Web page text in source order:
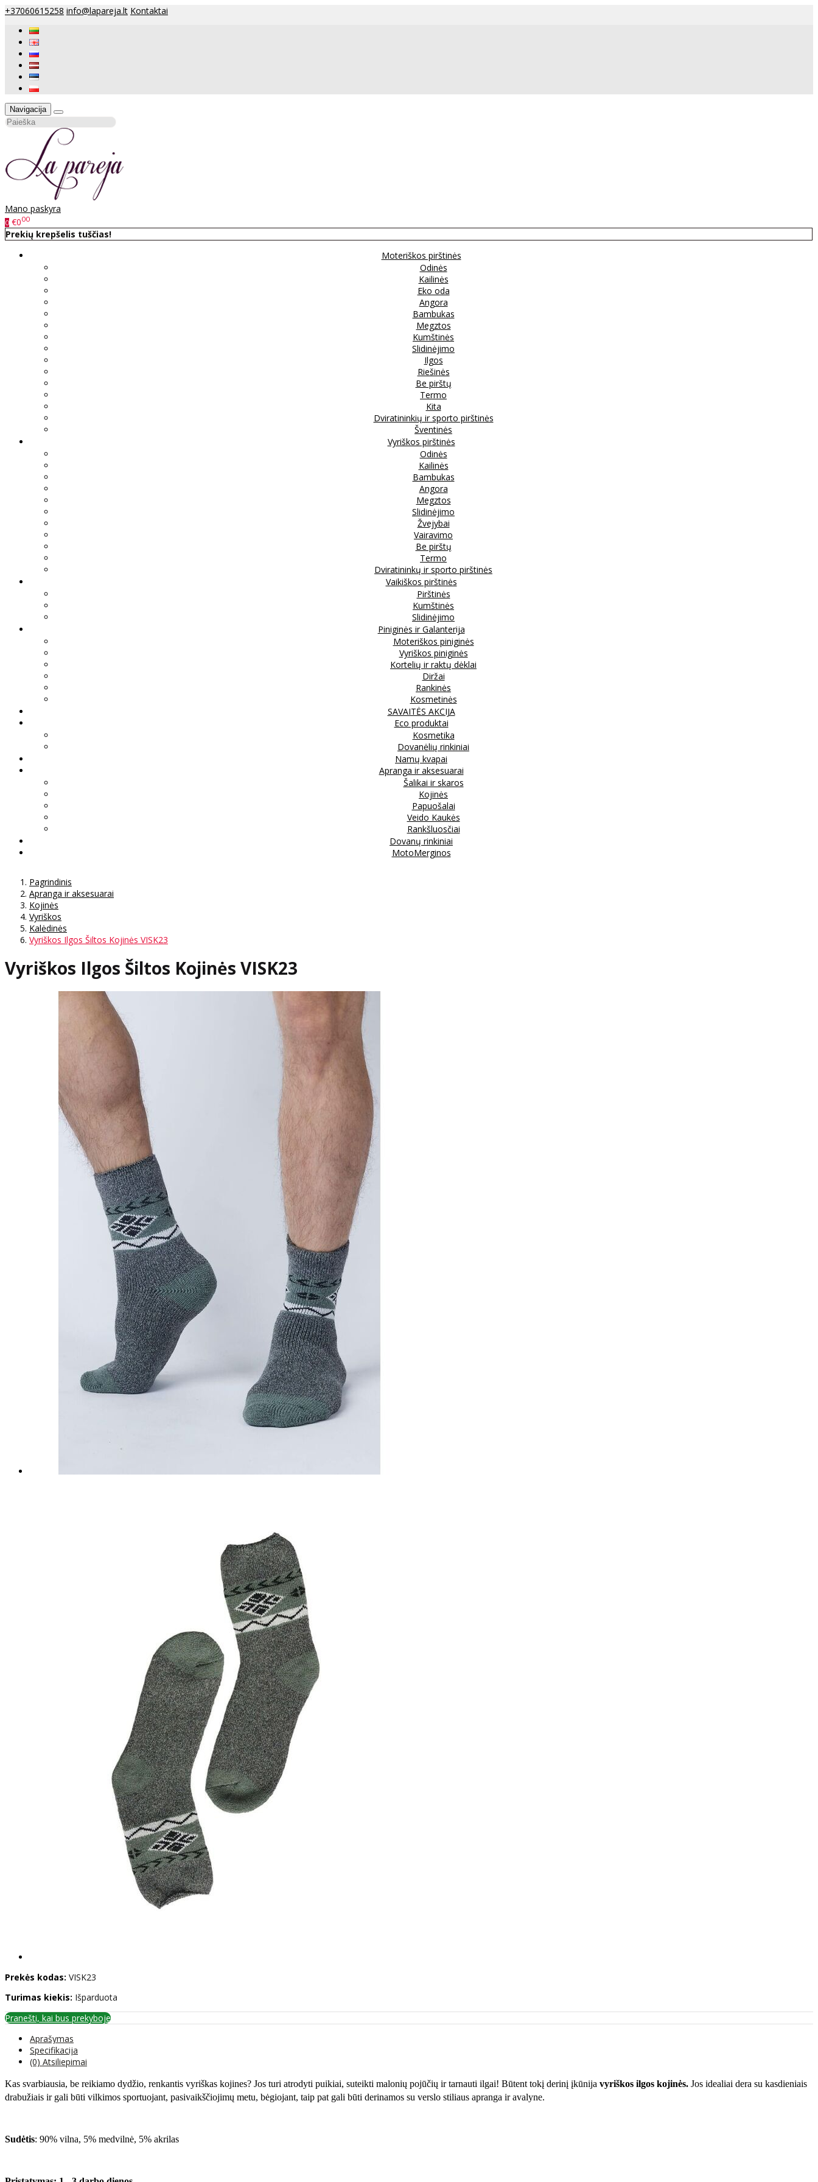
+37060615258 info@lapareja.lt Kontaktai
Navigacija
Mano paskyra
0 €000
Prekių krepšelis tuščias!
Moteriškos pirštinės
Odinės
Kailinės
Eko oda
Angora
Bambukas
Megztos
Kumštinės
Slidinėjimo
Ilgos
Riešinės
Be pirštų
Termo
Kita
Dviratininkių ir sporto pirštinės
Šventinės
Vyriškos pirštinės
Odinės
Kailinės
Bambukas
Angora
Megztos
Slidinėjimo
Žvejybai
Vairavimo
Be pirštų
Termo
Dviratininkų ir sporto pirštinės
Vaikiškos pirštinės
Pirštinės
Kumštinės
Slidinėjimo
Piniginės ir Galanterija
Moteriškos piniginės
Vyriškos piniginės
Kortelių ir raktų dėklai
Diržai
Rankinės
Kosmetinės
SAVAITĖS AKCIJA
Eco produktai
Kosmetika
Dovanėlių rinkiniai
Namų kvapai
Apranga ir aksesuarai
Šalikai ir skaros
Kojinės
Papuošalai
Veido Kaukės
Rankšluosčiai
Dovanų rinkiniai
MotoMerginos
Pagrindinis
Apranga ir aksesuarai
Kojinės
Vyriškos
Kalėdinės
Vyriškos Ilgos Šiltos Kojinės VISK23
Vyriškos Ilgos Šiltos Kojinės VISK23
Prekės kodas: VISK23
Turimas kiekis: Išparduota
Pranešti, kai bus prekyboje
Aprašymas
Specifikacija
(0) Atsiliepimai
Kas svarbiausia, be reikiamo dydžio, renkantis vyriškas kojines? Jos turi atrodyti puikiai, suteikti malonių pojūčių ir tarnauti ilgai! Būtent tokį derinį įkūnija vyriškos ilgos kojinės. Jos idealiai dera su kasdieniais
drabužiais ir gali būti vilkimos sportuojant, pasivaikščiojimų metu, bėgiojant, taip pat gali būti derinamos su verslo stiliaus apranga ir avalyne.
Sudėtis: 90% vilna, 5% medvilnė, 5% akrilas